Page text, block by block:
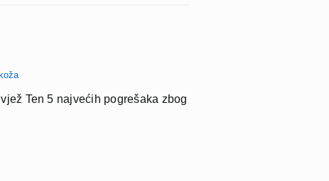
koža
Ten 5 najvećih pogrešaka zbog